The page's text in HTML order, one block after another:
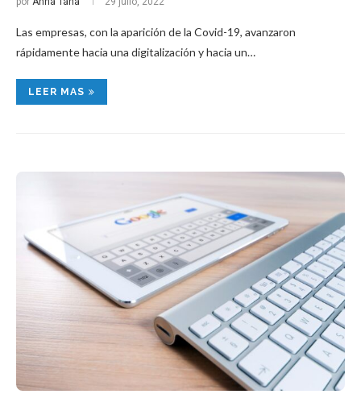
Las empresas, con la aparición de la Covid-19, avanzaron
rápidamente hacia una digitalización y hacia un…
LEER MAS